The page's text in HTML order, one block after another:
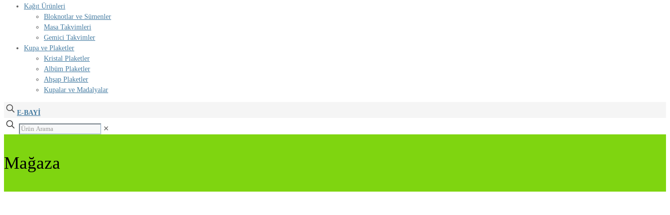
Kağıt Ürünleri
Bloknotlar ve Sümenler
Masa Takvimleri
Gemici Takvimler
Kupa ve Plaketler
Kristal Plaketler
Albüm Plaketler
Ahşap Plaketler
Kupalar ve Madalyalar
E-BAYİ
✕
Mağaza